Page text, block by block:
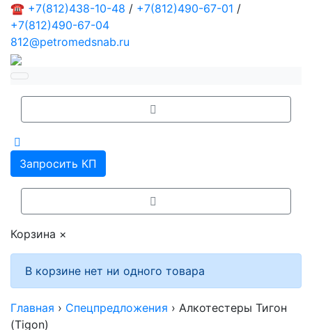
☎ +7(812)438-10-48 / +7(812)490-67-01 /
+7(812)490-67-04
812@petromedsnab.ru
Запросить КП
Корзина ×
В корзине нет ни одного товара
Главная › Спецпредложения › Алкотестеры Тигон
(Tigon)